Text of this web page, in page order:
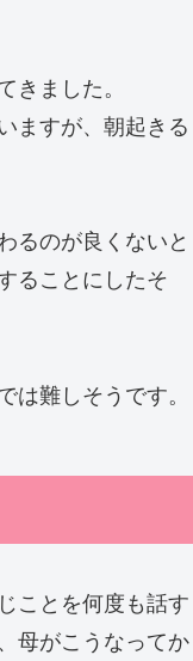
ました。
ますが、朝起きる
るのが良くないと
ることにしたそ
難しそうです。
ことを何度も話す
母がこうなってか